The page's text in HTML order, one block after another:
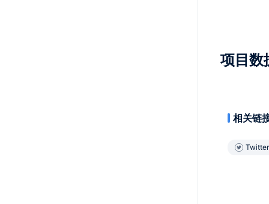
项目数
相关链
Twitter